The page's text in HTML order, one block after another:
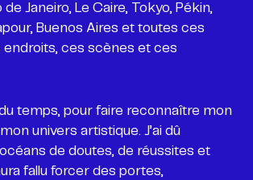
de Janeiro, Le Caire, Tokyo, Pékin,
Buenos Aires et toutes ces
endroits, ces scènes et ces
du temps, pour faire reconnaître mon
univers artistique. J’ai dû
de doutes, de réussites et
fallu forcer des portes,